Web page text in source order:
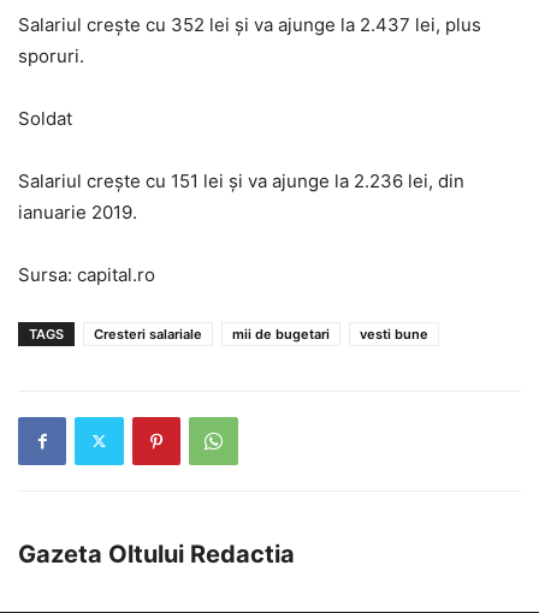
Salariul creşte cu 352 lei şi va ajunge la 2.437 lei, plus
sporuri.
Soldat
Salariul creşte cu 151 lei şi va ajunge la 2.236 lei, din
ianuarie 2019.
Sursa: capital.ro
TAGS Cresteri salariale mii de bugetari vesti bune
Gazeta Oltului Redactia